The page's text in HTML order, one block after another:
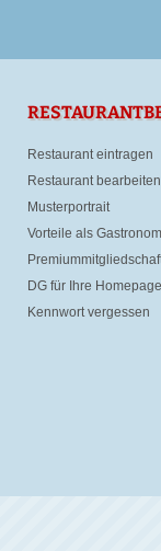
Restaurant eintragen
Restaurant bearbeiten
Musterportrait
Vorteile als Gastronom
DG für Ihre Homepage
Kennwort vergessen